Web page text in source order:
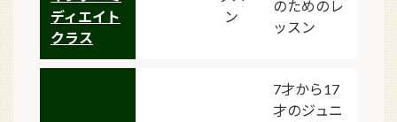
ディエイト
クラス
ン
のためのレ
ッスン
7才から17
才のジュニ